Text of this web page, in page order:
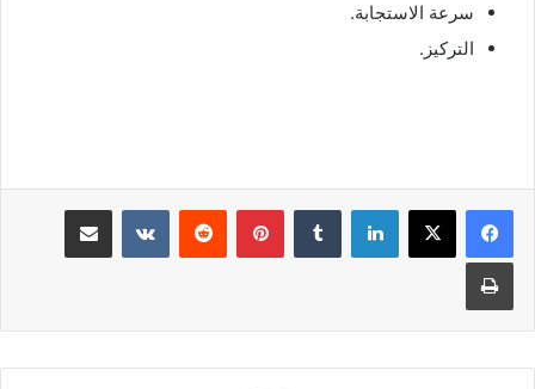
سرعة الاستجابة.
التركيز.
لينكدإن بينتيريست مشاركة عبر البريد
طباعة